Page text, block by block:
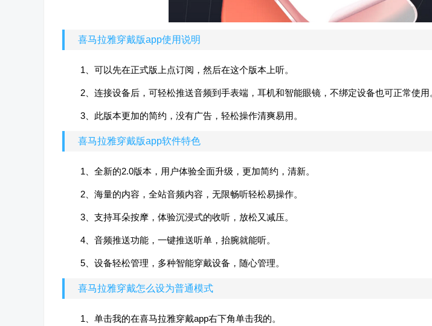
喜马拉雅穿戴版app使用说明
1、可以先在正式版上点订阅，然后在这个版本上听。
2、连接设备后，可轻松推送音频到手表端，耳机和智能眼镜，不绑定设备也可正常使用
3、此版本更加的简约，没有广告，轻松操作清爽易用。
喜马拉雅穿戴版app软件特色
1、全新的2.0版本，用户体验全面升级，更加简约，清新。
2、海量的内容，全站音频内容，无限畅听轻松易操作。
3、支持耳朵按摩，体验沉浸式的收听，放松又减压。
4、音频推送功能，一键推送听单，抬腕就能听。
5、设备轻松管理，多种智能穿戴设备，随心管理。
喜马拉雅穿戴怎么设为普通模式
1、单击我的在喜马拉雅穿戴app右下角单击我的。